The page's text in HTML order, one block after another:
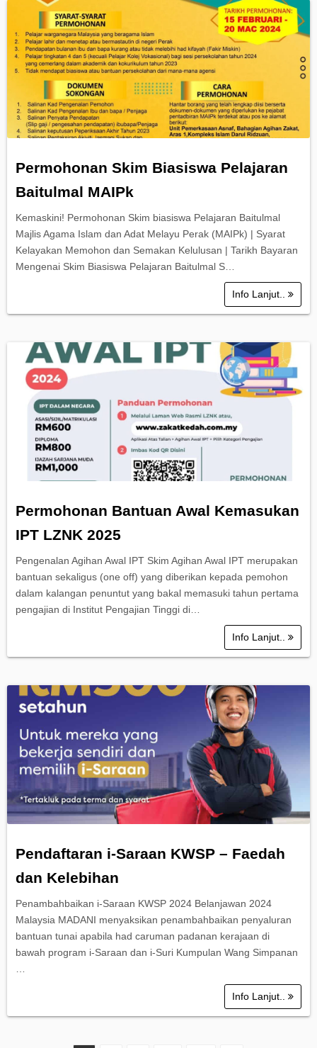
Permohonan Skim Biasiswa Pelajaran
Baitulmal MAIPk
Kemaskini! Permohonan Skim biasiswa Pelajaran Baitulmal
Majlis Agama Islam dan Adat Melayu Perak (MAIPk) | Syarat
Kelayakan Memohon dan Semakan Kelulusan | Tarikh Bayaran
Mengenai Skim Biasiswa Pelajaran Baitulmal S…
Info Lanjut..
Permohonan Bantuan Awal Kemasukan
IPT LZNK 2025
Pengenalan Agihan Awal IPT Skim Agihan Awal IPT merupakan
bantuan sekaligus (one off) yang diberikan kepada pemohon
dalam kalangan penuntut yang bakal memasuki tahun pertama
pengajian di Institut Pengajian Tinggi di…
Info Lanjut..
Pendaftaran i-Saraan KWSP – Faedah
dan Kelebihan
Penambahbaikan i-Saraan KWSP 2024 Belanjawan 2024
Malaysia MADANI menyaksikan penambahbaikan penyaluran
bantuan tunai apabila had caruman padanan kerajaan di
bawah program i-Saraan dan i-Suri Kumpulan Wang Simpanan
Info Lanjut..